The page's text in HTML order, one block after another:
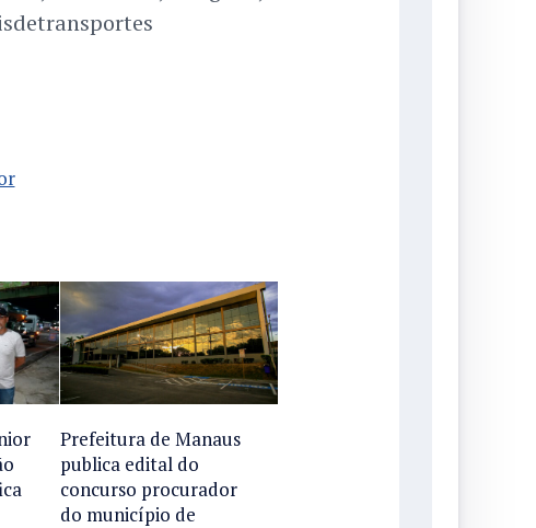
Prefeitura de Manaus
publica edital do
concurso procurador
do município de